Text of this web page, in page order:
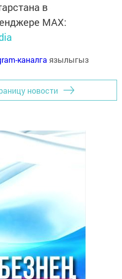
в
MАХ:
каналга язылыгыз
новости